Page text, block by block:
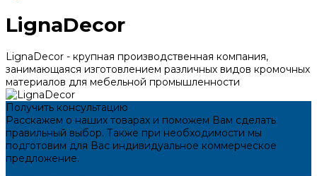
LignaDecor
LignaDecor - крупная производственная компания,
занимающаяся изготовлением различных видов кромочных
материалов для мебельной промышленности
Получить консультацию
Расскажем о наших товарах и поможем Вам сделать
правильный выбор. Также при необходимости мы
подготовим для Вас индивидуальное коммерческое
предложение.